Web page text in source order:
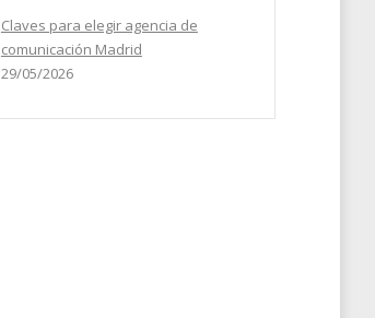
Claves para elegir agencia de
comunicación Madrid
29/05/2026